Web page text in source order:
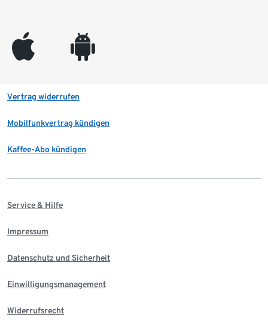
appleinc android
Vertrag widerrufen
Mobilfunkvertrag kündigen
Kaffee-Abo kündigen
Service & Hilfe
Impressum
Datenschutz und Sicherheit
Einwilligungsmanagement
Widerrufsrecht